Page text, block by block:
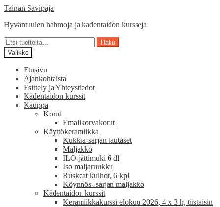
Siirry
Siirry
Tainan Savipaja
Hyväntuulen hahmoja ja kadentaidon kursseja
Etsi:
Haku
Valikko
Etusivu
Ajankohtaista
Esittely ja Yhteystiedot
Kädentaidon kurssit
Kauppa
Korut
Emalikorvakorut
Käyttökeramiikka
Kukkia-sarjan lautaset
Maljakko
ILO-jättimuki 6 dl
Iso maljaruukku
Ruskeat kulhot, 6 kpl
Köynnös- sarjan maljakko
Kädentaidon kurssit
Keramiikkakurssi elokuu 2026, 4 x 3 h, tiistaisin